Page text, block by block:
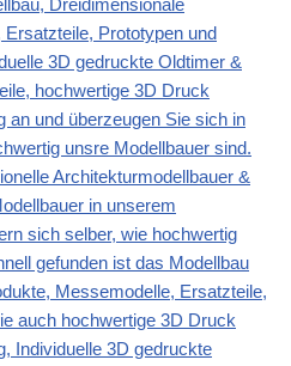
Dreidimensionale
Prototypen und
3D gedruckte Oldtimer &
hochwertige 3D Druck
an und überzeugen Sie sich in
unsre Modellbauer sind.
Architekturmodellbauer &
in unserem
sich selber, wie hochwertig
gefunden ist das Modellbau
Messemodelle, Ersatzteile,
auch hochwertige 3D Druck
Individuelle 3D gedruckte